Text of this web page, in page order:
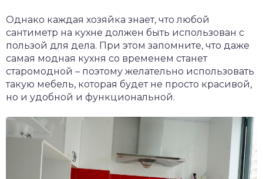
Однако каждая хозяйка знает, что любой
сантиметр на кухне должен быть использован с
пользой для дела. При этом запомните, что даже
самая модная кухня со временем станет
старомодной – поэтому желательно использовать
такую мебель, которая будет не просто красивой,
но и удобной и функциональной.